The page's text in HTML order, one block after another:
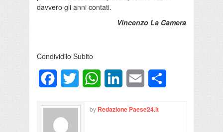
davvero gli anni contati.
Vincenzo La Camera
Condividilo Subito
FacebookTwitter WhatsAppLinkedInEmail
by Redazione Paese24.it